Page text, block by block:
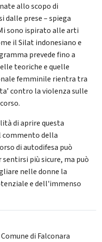
allo scopo di
dalle prese – spiega
sono ispirato alle arti
il Silat indonesiano e
prevede fino a
teoriche e quelle
femminile rientra tra
contro la violenza sulle
di aprire questa
commento della
di autodifesa può
più sicure, ma può
nelle donne la
e dell'immenso
Comune di Falconara